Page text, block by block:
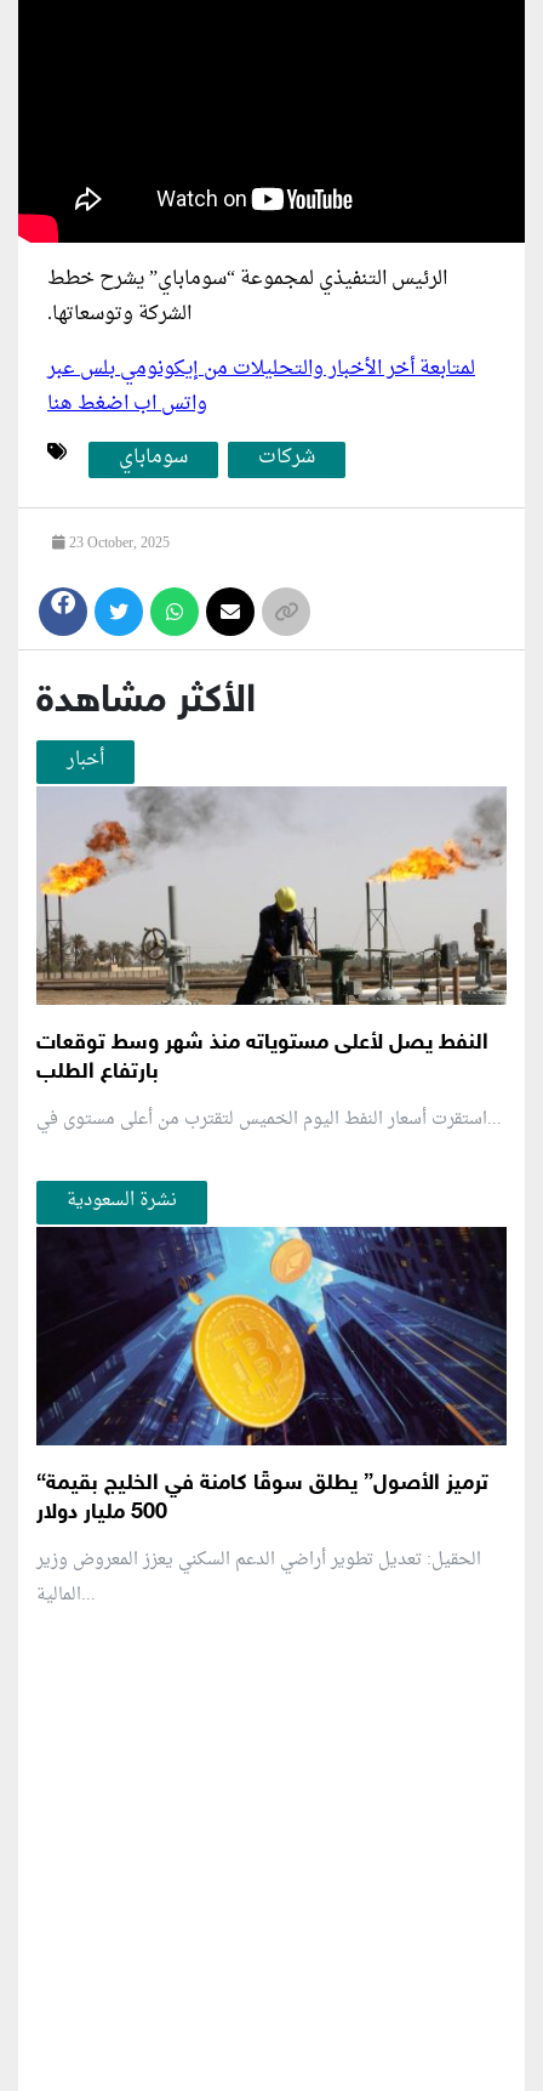
الرئيس التنفيذي لمجموعة “سوماباي” يشرح خطط
الشركة وتوسعاتها.
لمتابعة أخر الأخبار والتحليلات من إيكونومي بلس عبر
واتس اب اضغط هنا
سوماباي
شركات
23 October, 2025
الأكثر مشاهدة
أخبار
النفط يصل لأعلى مستوياته منذ شهر وسط توقعات
بارتفاع الطلب
استقرت أسعار النفط اليوم الخميس لتقترب من أعلى مستوى في...
نشرة السعودية
“ترميز الأصول” يطلق سوقًا كامنة في الخليج بقيمة
500 مليار دولار
الحقيل: تعديل تطوير أراضي الدعم السكني يعزز المعروض وزير
المالية...